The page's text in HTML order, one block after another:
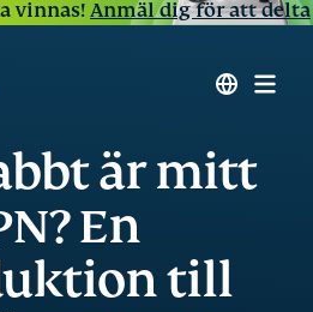
vinnas!Anmäl dig för att delta
är mitt
En
till